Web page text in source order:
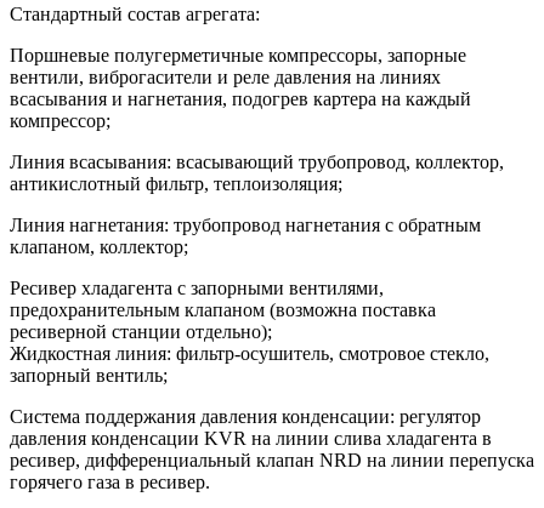
Стандартный состав агрегата:
Поршневые полугерметичные компрессоры, запорные
вентили, виброгасители и реле давления на линиях
всасывания и нагнетания, подогрев картера на каждый
компрессор;
Линия всасывания: всасывающий трубопровод, коллектор,
антикислотный фильтр, теплоизоляция;
Линия нагнетания: трубопровод нагнетания с обратным
клапаном, коллектор;
Ресивер хладагента с запорными вентилями,
предохранительным клапаном (возможна поставка
ресиверной станции отдельно);
Жидкостная линия: фильтр-осушитель, смотровое стекло,
запорный вентиль;
Система поддержания давления конденсации: регулятор
давления конденсации KVR на линии слива хладагента в
ресивер, дифференциальный клапан NRD на линии перепуска
горячего газа в ресивер.